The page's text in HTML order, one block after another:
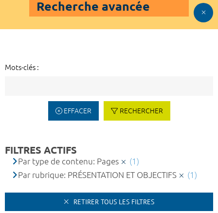
Recherche avancée
Mots-clés :
EFFACER RECHERCHER
FILTRES ACTIFS
Par type de contenu: Pages
(1)
Par rubrique: PRÉSENTATION ET OBJECTIFS
(1)
RETIRER TOUS LES FILTRES